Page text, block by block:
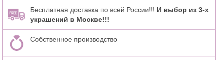
Бесплатная доставка по всей России!!! И выбор из 3-х
украшений в Москве!!!
Собственное производство